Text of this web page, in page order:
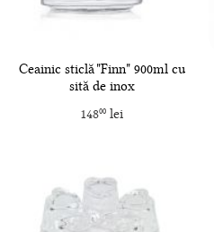
Ceainic sticlă "Finn" 900ml cu
sită de inox
14800 lei